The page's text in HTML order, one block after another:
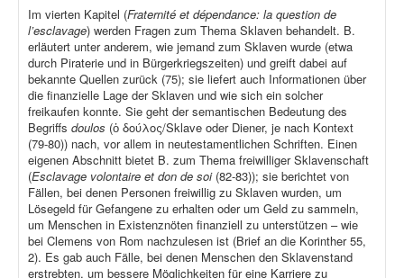
Im vierten Kapitel (Fraternité et dépendance: la question de
l’esclavage) werden Fragen zum Thema Sklaven behandelt. B.
erläutert unter anderem, wie jemand zum Sklaven wurde (etwa
durch Piraterie und in Bürgerkriegszeiten) und greift dabei auf
bekannte Quellen zurück (75); sie liefert auch Informationen über
die finanzielle Lage der Sklaven und wie sich ein solcher
freikaufen konnte. Sie geht der semantischen Bedeutung des
Begriffs doulos (ὁ δούλος/Sklave oder Diener, je nach Kontext
(79-80)) nach, vor allem in neutestamentlichen Schriften. Einen
eigenen Abschnitt bietet B. zum Thema freiwilliger Sklavenschaft
(Esclavage volontaire et don de soi(82-83)); sie berichtet von
Fällen, bei denen Personen freiwillig zu Sklaven wurden, um
Lösegeld für Gefangene zu erhalten oder um Geld zu sammeln,
um Menschen in Existenznöten finanziell zu unterstützen – wie
bei Clemens von Rom nachzulesen ist (Brief an die Korinther 55,
2). Es gab auch Fälle, bei denen Menschen den Sklavenstand
erstrebten, um bessere Möglichkeiten für eine Karriere zu